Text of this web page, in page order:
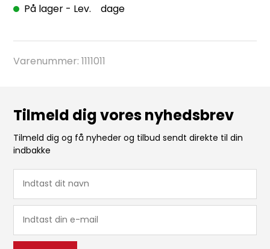
På lager - Lev. dage
Varenummer:1111011
Tilmeld dig vores nyhedsbrev
Tilmeld dig og få nyheder og tilbud sendt direkte til din
indbakke